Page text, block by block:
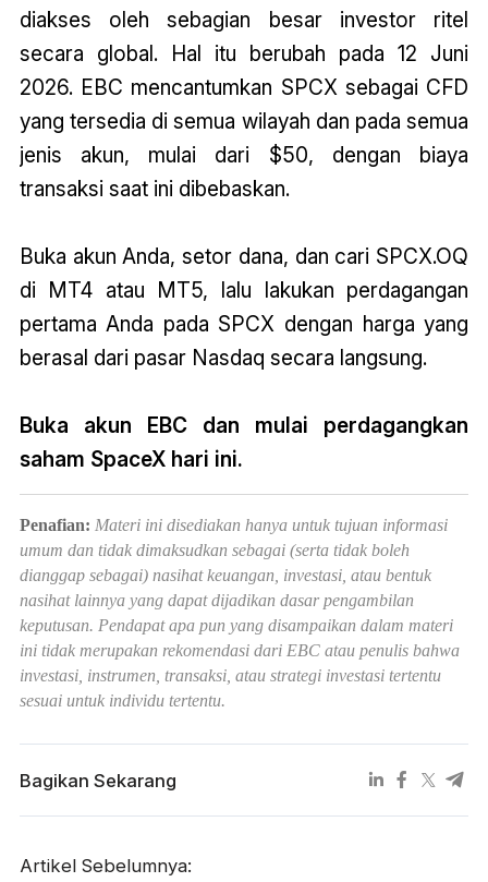
diakses oleh sebagian besar investor ritel
secara global. Hal itu berubah pada 12 Juni
2026. EBC mencantumkan SPCX sebagai CFD
yang tersedia di semua wilayah dan pada semua
jenis akun, mulai dari $50, dengan biaya
transaksi saat ini dibebaskan.
Buka akun Anda, setor dana, dan cari SPCX.OQ
di MT4 atau MT5, lalu lakukan perdagangan
pertama Anda pada SPCX dengan harga yang
berasal dari pasar Nasdaq secara langsung.
Buka akun EBC dan mulai perdagangkan
saham SpaceX hari ini.
Penafian: Materi ini disediakan hanya untuk tujuan informasi
umum dan tidak dimaksudkan sebagai (serta tidak boleh
dianggap sebagai) nasihat keuangan, investasi, atau bentuk
nasihat lainnya yang dapat dijadikan dasar pengambilan
keputusan. Pendapat apa pun yang disampaikan dalam materi
ini tidak merupakan rekomendasi dari EBC atau penulis bahwa
investasi, instrumen, transaksi, atau strategi investasi tertentu
sesuai untuk individu tertentu.
Bagikan Sekarang
Artikel Sebelumnya: